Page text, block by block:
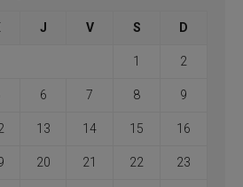
J V S D
1 2
6 7 8 9
13 14 15 16
20 21 22 23